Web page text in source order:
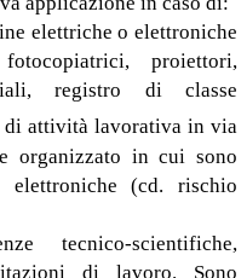
elettriche o elettroniche
proiettori,
registro di classe
di attività lavorativa in via
organizzato in cui sono
elettroniche (cd. rischio
tecnico-scientifiche,
di lavoro. Sono